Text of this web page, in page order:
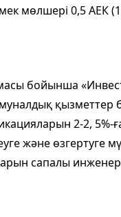
мөлшері 0,5 АЕК
бойынша
2-2, 5%-
және өзгертуге
сапалы